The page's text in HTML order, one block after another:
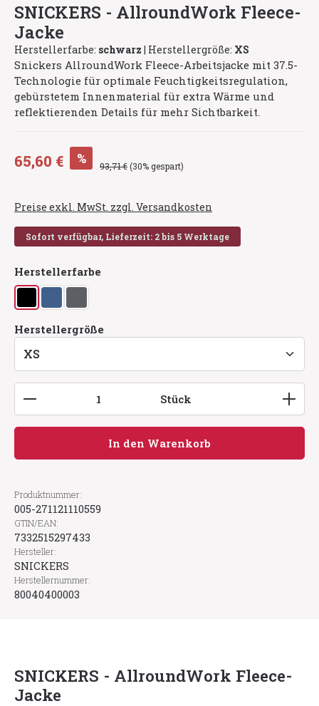
SNICKERS - AllroundWork Fleece-
Jacke
Herstellerfarbe: schwarz | Herstellergröße: XS
Snickers AllroundWork Fleece-Arbeitsjacke mit 37.5-
Technologie für optimale Feuchtigkeitsregulation,
gebürstetem Innenmaterial für extra Wärme und
reflektierenden Details für mehr Sichtbarkeit.
Verkaufspreis:
65,60 € % Regulärer Preis:
93,71 €(30% gespart)
Preise exkl. MwSt. zzgl. Versandkosten
Sofort verfügbar, Lieferzeit: 2 bis 5 Werktage
Herstellerfarbe
schwarzstahlblau
(Diese Option ist zurzeit nicht verfügbar.)
stahlgrau
(Diese Option ist zurzeit nicht verfügbar.)
Herstellergröße
Produkt Anzahl: Gib den gewünschten Wert
Stück
In den Warenkorb
Produktnummer:
005-271121110559
GTIN/EAN:
7332515297433
Hersteller:
SNICKERS
Herstellernummer:
80040400003
SNICKERS - AllroundWork Fleece-
Jacke